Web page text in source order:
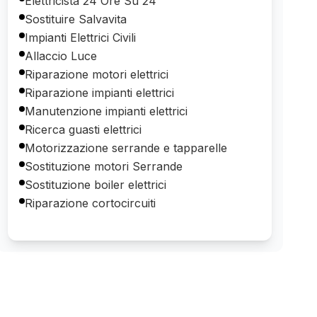
Sostituire Salvavita
Impianti Elettrici Civili
Allaccio Luce
Riparazione motori elettrici
Riparazione impianti elettrici
Manutenzione impianti elettrici
Ricerca guasti elettrici
Motorizzazione serrande e tapparelle
Sostituzione motori Serrande
Sostituzione boiler elettrici
Riparazione cortocircuiti